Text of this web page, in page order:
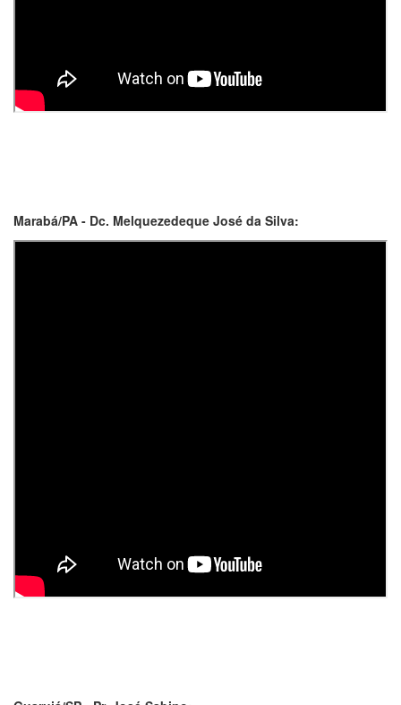
Marabá/PA - Dc. Melquezedeque José da Silva: